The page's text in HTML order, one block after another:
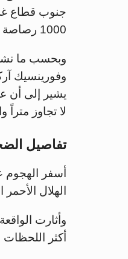
1000 رصاصة على طواقم الإسعاف والدفاع المدني خلال الهجوم.
وبحسب ما
وفورينسيك
يشير إلى أن
لا تجاوز متراً
تفاصيل
أسفر الهجوم عن مقتل 15 من
الهلال الأحمر الفلسطيني و6 من عناصر الدفاع
وأثارت
أكثر اللحظات